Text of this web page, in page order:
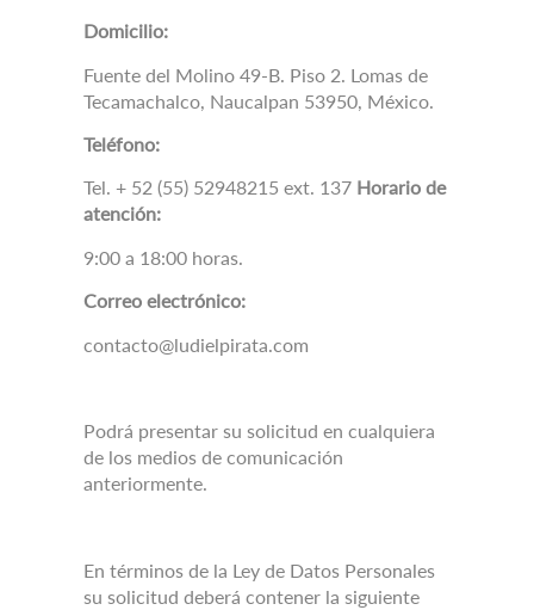
Domicilio:
Fuente del Molino 49-B. Piso 2. Lomas de
Tecamachalco, Naucalpan 53950, México.
Teléfono:
Tel. + 52 (55) 52948215 ext. 137 Horario de
atención:
9:00 a 18:00 horas.
Correo electrónico:
contacto@ludielpirata.com
Podrá presentar su solicitud en cualquiera
de los medios de comunicación
anteriormente.
En términos de la Ley de Datos Personales
su solicitud deberá contener la siguiente